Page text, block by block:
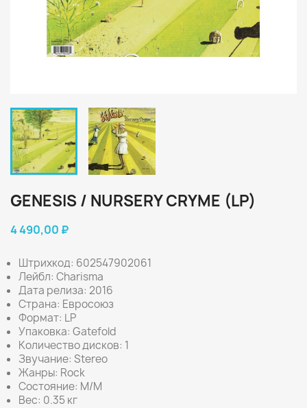
GENESIS / NURSERY CRYME (LP)
4 490,00 ₽
Штрихкод: 602547902061
Лейбл: Charisma
Дата релиза: 2016
Страна: Евросоюз
Формат: LP
Упаковка: Gatefold
Количество дисков: 1
Звучание: Stereo
Жанры: Rock
Состояние: M/M
Вес: 0.35 кг